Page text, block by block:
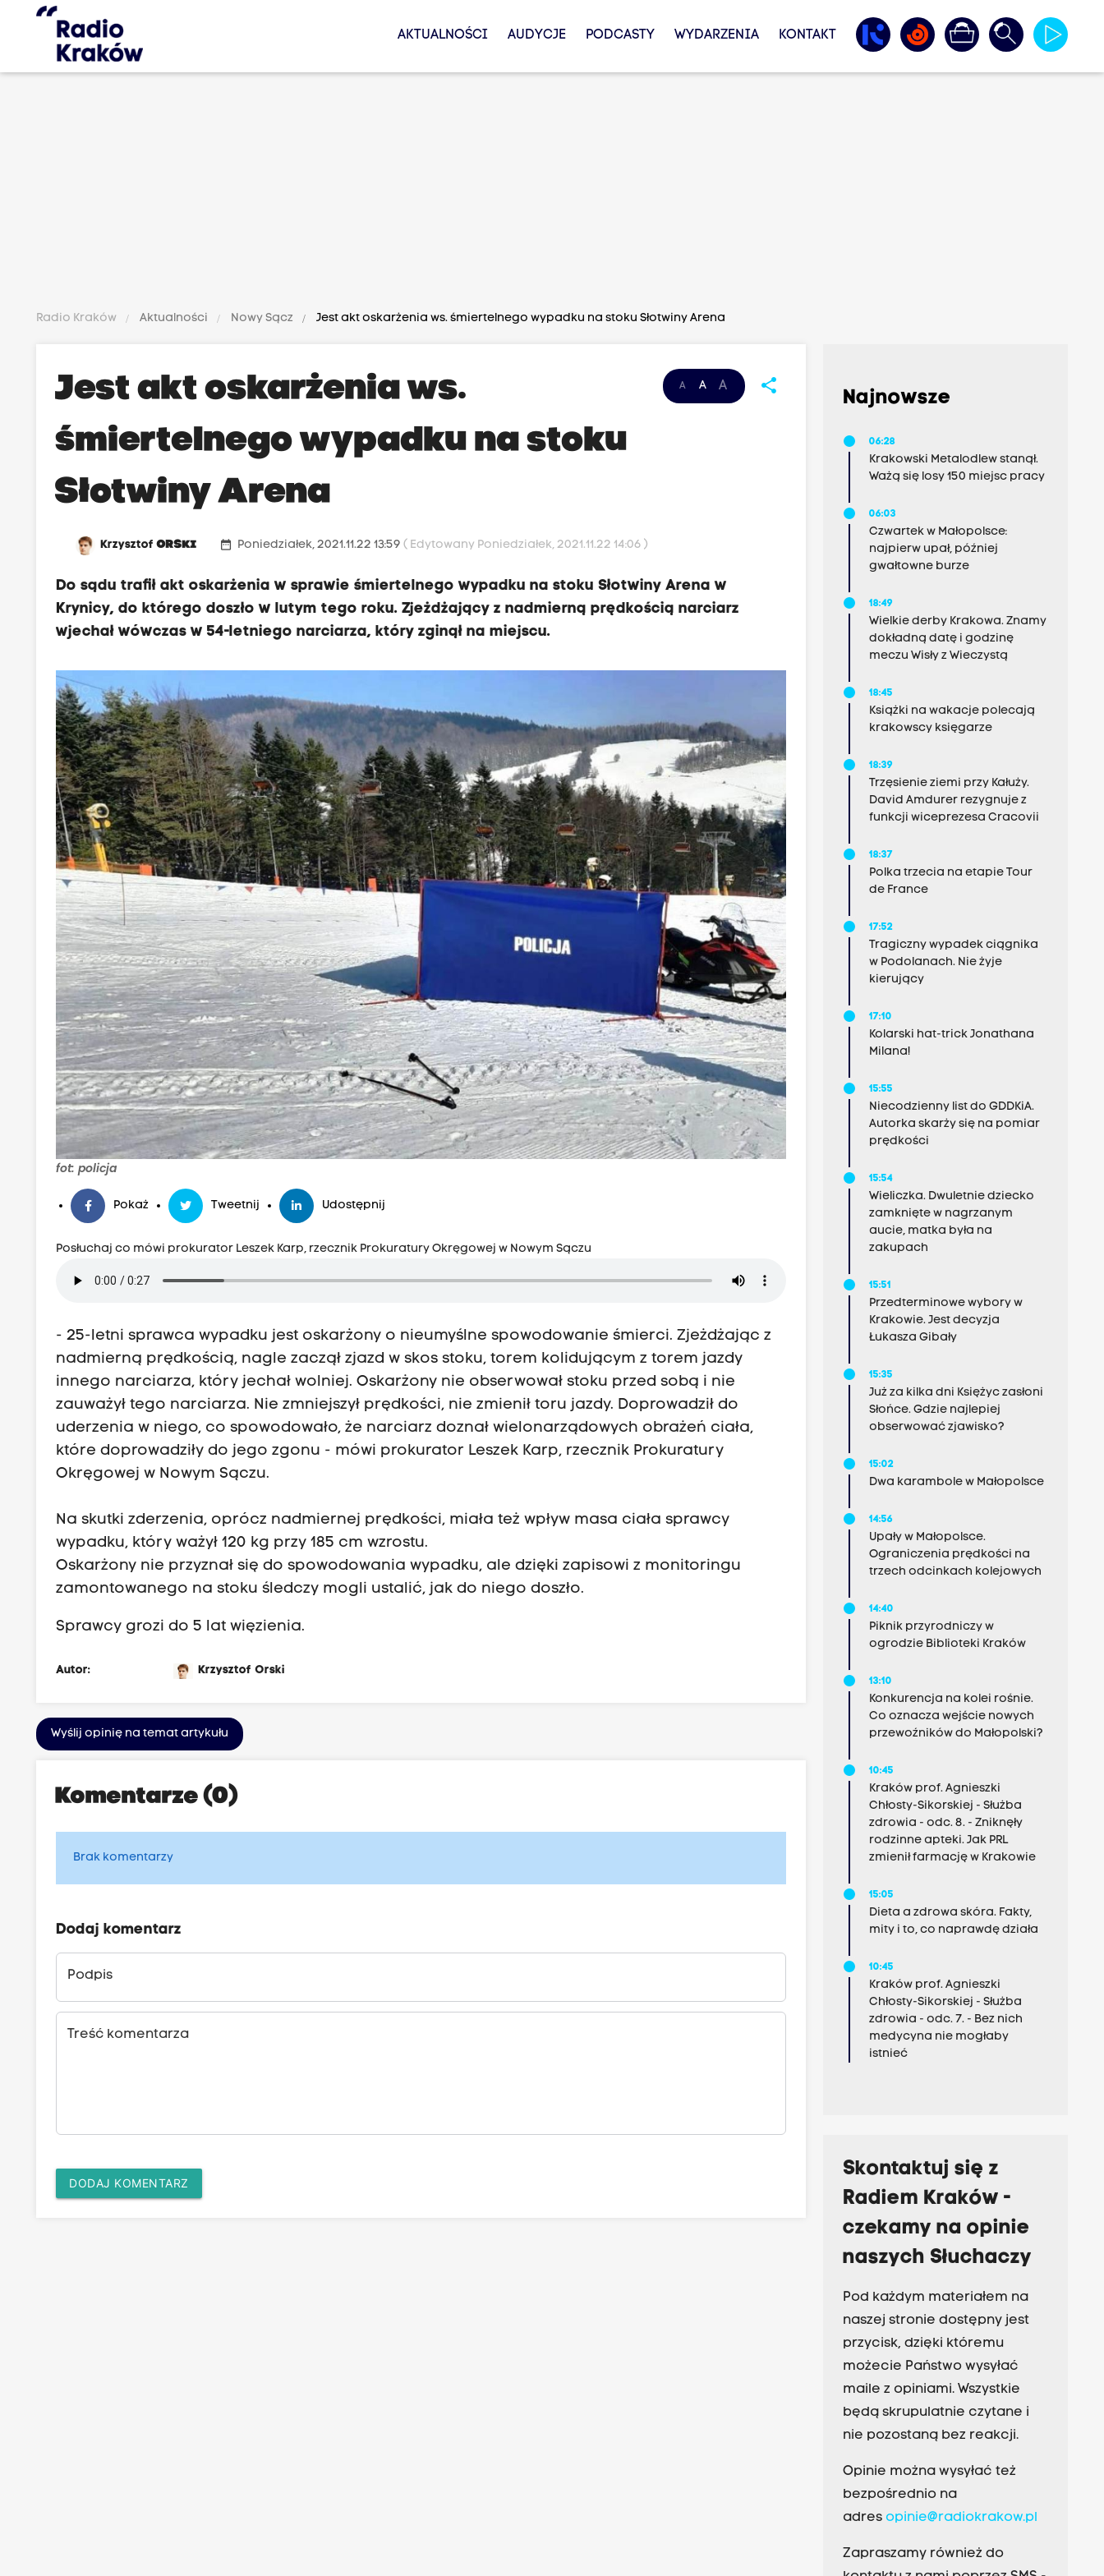
AKTUALNOŚCI AUDYCJE PODCASTY WYDARZENIA KONTAKT
Radio Kraków Aktualności Nowy Sącz Jest akt oskarżenia ws. śmiertelnego wypadku na stoku Słotwiny Arena
A A A share
Jest akt oskarżenia ws.
śmiertelnego wypadku na stoku
Słotwiny Arena
KrzysztofORSKI date_range Poniedziałek, 2021.11.22 13:59( Edytowany Poniedziałek, 2021.11.22 14:06 )
Do sądu trafił akt oskarżenia w sprawie śmiertelnego wypadku na stoku Słotwiny Arena w
Krynicy, do którego doszło w lutym tego roku. Zjeżdżający z nadmierną prędkością narciarz
wjechał wówczas w 54-letniego narciarza, który zginął na miejscu.
fot: policja
Pokaż Tweetnij Udostępnij
Posłuchaj co mówi prokurator Leszek Karp, rzecznik Prokuratury Okręgowej w Nowym Sączu
- 25-letni sprawca wypadku jest oskarżony o nieumyślne spowodowanie śmierci. Zjeżdżając z
nadmierną prędkością, nagle zaczął zjazd w skos stoku, torem kolidującym z torem jazdy
innego narciarza, który jechał wolniej. Oskarżony nie obserwował stoku przed sobą i nie
zauważył tego narciarza. Nie zmniejszył prędkości, nie zmienił toru jazdy. Doprowadził do
uderzenia w niego, co spowodowało, że narciarz doznał wielonarządowych obrażeń ciała,
które doprowadziły do jego zgonu - mówi prokurator Leszek Karp, rzecznik Prokuratury
Okręgowej w Nowym Sączu.
Na skutki zderzenia, oprócz nadmiernej prędkości, miała też wpływ masa ciała sprawcy
wypadku, który ważył 120 kg przy 185 cm wzrostu.
Oskarżony nie przyznał się do spowodowania wypadku, ale dzięki zapisowi z monitoringu
zamontowanego na stoku śledczy mogli ustalić, jak do niego doszło.
Sprawcy grozi do 5 lat więzienia.
Autor: Krzysztof Orski
Wyślij opinię na temat artykułu
Komentarze (0)
Brak komentarzy
Dodaj komentarz
Podpis
Treść komentarza
DODAJ KOMENTARZ
Najnowsze
06:28
Krakowski Metalodlew stanął.
Ważą się losy 150 miejsc pracy
06:03
Czwartek w Małopolsce:
najpierw upał, później
gwałtowne burze
18:49
Wielkie derby Krakowa. Znamy
dokładną datę i godzinę
meczu Wisły z Wieczystą
18:45
Książki na wakacje polecają
krakowscy księgarze
18:39
Trzęsienie ziemi przy Kałuży.
David Amdurer rezygnuje z
funkcji wiceprezesa Cracovii
18:37
Polka trzecia na etapie Tour
de France
17:52
Tragiczny wypadek ciągnika
w Podolanach. Nie żyje
kierujący
17:10
Kolarski hat-trick Jonathana
Milana!
15:55
Niecodzienny list do GDDKiA.
Autorka skarży się na pomiar
prędkości
15:54
Wieliczka. Dwuletnie dziecko
zamknięte w nagrzanym
aucie, matka była na
zakupach
15:51
Przedterminowe wybory w
Krakowie. Jest decyzja
Łukasza Gibały
15:35
Już za kilka dni Księżyc zasłoni
Słońce. Gdzie najlepiej
obserwować zjawisko?
15:02
Dwa karambole w Małopolsce
14:56
Upały w Małopolsce.
Ograniczenia prędkości na
trzech odcinkach kolejowych
14:40
Piknik przyrodniczy w
ogrodzie Biblioteki Kraków
13:10
Konkurencja na kolei rośnie.
Co oznacza wejście nowych
przewoźników do Małopolski?
10:45
Kraków prof. Agnieszki
Chłosty-Sikorskiej - Służba
zdrowia - odc. 8. - Zniknęły
rodzinne apteki. Jak PRL
zmienił farmację w Krakowie
15:05
Dieta a zdrowa skóra. Fakty,
mity i to, co naprawdę działa
10:45
Kraków prof. Agnieszki
Chłosty-Sikorskiej - Służba
zdrowia - odc. 7. - Bez nich
medycyna nie mogłaby
istnieć
Skontaktuj się z
Radiem Kraków -
czekamy na opinie
naszych Słuchaczy
Pod każdym materiałem na
naszej stronie dostępny jest
przycisk, dzięki któremu
możecie Państwo wysyłać
maile z opiniami. Wszystkie
będą skrupulatnie czytane i
nie pozostaną bez reakcji.
Opinie można wysyłać też
bezpośrednio na
adres opinie@radiokrakow.pl
Zapraszamy również do